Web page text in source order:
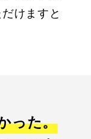
けますと
った。